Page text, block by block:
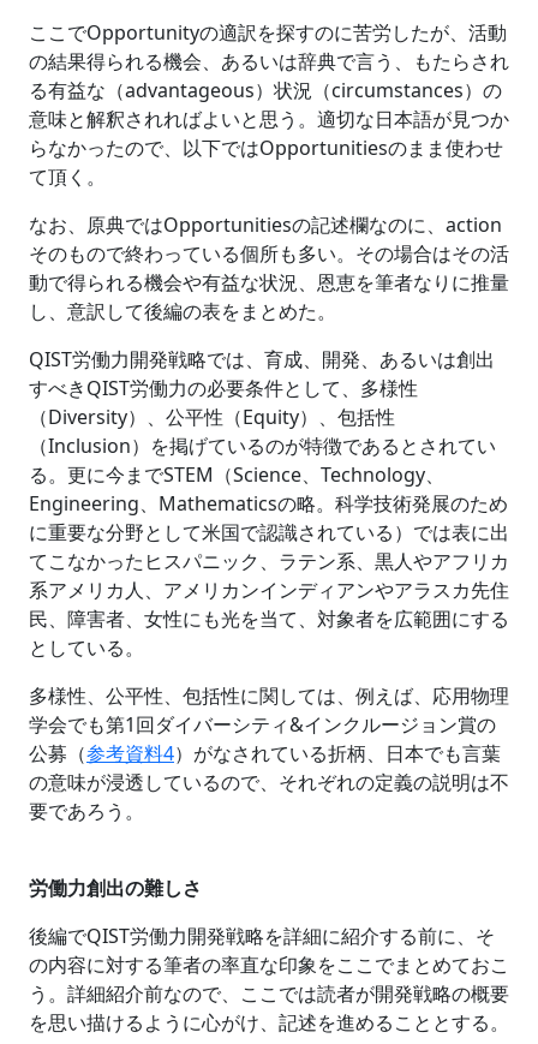
ここでOpportunityの適訳を探すのに苦労したが、活動
の結果得られる機会、あるいは辞典で言う、もたらされ
る有益な（advantageous）状況（circumstances）の
意味と解釈されればよいと思う。適切な日本語が見つか
らなかったので、以下ではOpportunitiesのまま使わせ
て頂く。
なお、原典ではOpportunitiesの記述欄なのに、action
そのもので終わっている個所も多い。その場合はその活
動で得られる機会や有益な状況、恩恵を筆者なりに推量
し、意訳して後編の表をまとめた。
QIST労働力開発戦略では、育成、開発、あるいは創出
すべきQIST労働力の必要条件として、多様性
（Diversity）、公平性（Equity）、包括性
（Inclusion）を掲げているのが特徴であるとされてい
る。更に今までSTEM（Science、Technology、
Engineering、Mathematicsの略。科学技術発展のため
に重要な分野として米国で認識されている）では表に出
てこなかったヒスパニック、ラテン系、黒人やアフリカ
系アメリカ人、アメリカンインディアンやアラスカ先住
民、障害者、女性にも光を当て、対象者を広範囲にする
としている。
多様性、公平性、包括性に関しては、例えば、応用物理
学会でも第1回ダイバーシティ&インクルージョン賞の
公募（参考資料4）がなされている折柄、日本でも言葉
の意味が浸透しているので、それぞれの定義の説明は不
要であろう。
労働力創出の難しさ
後編でQIST労働力開発戦略を詳細に紹介する前に、そ
の内容に対する筆者の率直な印象をここでまとめておこ
う。詳細紹介前なので、ここでは読者が開発戦略の概要
を思い描けるように心がけ、記述を進めることとする。